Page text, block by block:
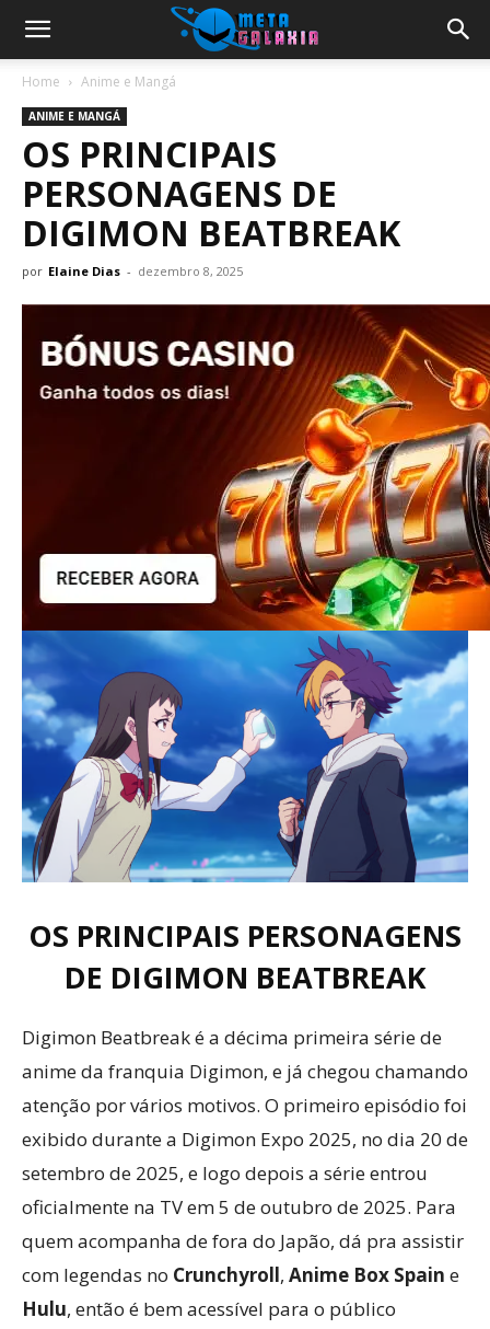
Home Anime e Mangá
ANIME E MANGÁ
OS PRINCIPAIS
PERSONAGENS DE
DIGIMON BEATBREAK
por Elaine Dias - dezembro 8, 2025
OS PRINCIPAIS PERSONAGENS
DE DIGIMON BEATBREAK
Digimon Beatbreak é a décima primeira série de
anime da franquia Digimon, e já chegou chamando
atenção por vários motivos. O primeiro episódio foi
exibido durante a Digimon Expo 2025, no dia 20 de
setembro de 2025, e logo depois a série entrou
oficialmente na TV em 5 de outubro de 2025. Para
quem acompanha de fora do Japão, dá pra assistir
com legendas no Crunchyroll, Anime Box Spain e
Hulu, então é bem acessível para o público